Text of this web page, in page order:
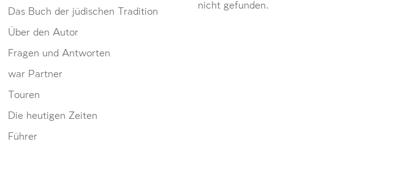
nicht gefunden.
Das Buch der jüdischen Tradition
Über den Autor
Fragen und Antworten
war Partner
Touren
Die heutigen Zeiten
Führer